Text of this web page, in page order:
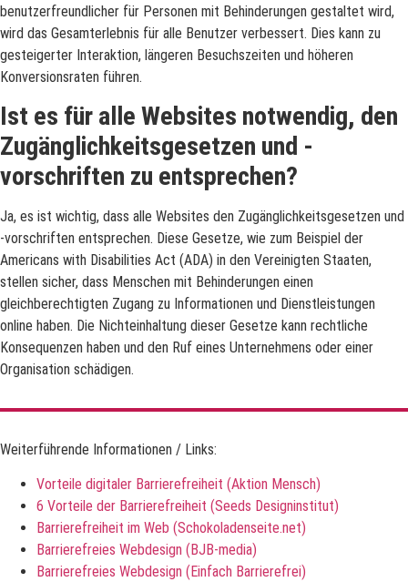
benutzerfreundlicher für Personen mit Behinderungen gestaltet wird,
wird das Gesamterlebnis für alle Benutzer verbessert. Dies kann zu
gesteigerter Interaktion, längeren Besuchszeiten und höheren
Konversionsraten führen.
Ist es für alle Websites notwendig, den
Zugänglichkeitsgesetzen und -
vorschriften zu entsprechen?
Ja, es ist wichtig, dass alle Websites den Zugänglichkeitsgesetzen und
-vorschriften entsprechen. Diese Gesetze, wie zum Beispiel der
Americans with Disabilities Act (ADA) in den Vereinigten Staaten,
stellen sicher, dass Menschen mit Behinderungen einen
gleichberechtigten Zugang zu Informationen und Dienstleistungen
online haben. Die Nichteinhaltung dieser Gesetze kann rechtliche
Konsequenzen haben und den Ruf eines Unternehmens oder einer
Organisation schädigen.
Weiterführende Informationen / Links:
Vorteile digitaler Barrierefreiheit (Aktion Mensch)
6 Vorteile der Barrierefreiheit (Seeds Designinstitut)
Barrierefreiheit im Web (Schokoladenseite.net)
Barrierefreies Webdesign (BJB-media)
Barrierefreies Webdesign (Einfach Barrierefrei)